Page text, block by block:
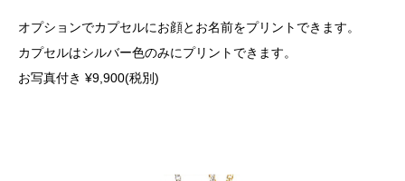
オプションでカプセルにお顔とお名前をプリントできます。
カプセルはシルバー色のみにプリントできます。
お写真付き ¥9,900(税別)